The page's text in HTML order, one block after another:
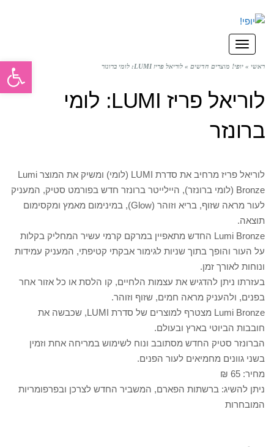
תפריט
ראשי » יופי! מוצרים חדשים » לוריאל פריז LUMI: לומי ברונזר
לוריאל פריז LUMI: לומי
ברונזר
לוריאל פריז מרחיב את סדרת LUMI (לומי) ומשיק את המוצר Lumi
Bronze (לומי ברונזר), היילייטר ברונזר חדש בפורמט סטיק, המעניק
לעור מראה שזוף, בריא וזוהר (Glow), במינימום מאמץ ומקסימום
תוצאה.
Lumi Bronze החדש מתאפיין במרקם קרמי עשיר המחליק בקלות
על העור והופך בתוך שניות לגימור אבקתי קטיפתי, המעניק עמידות
ונוחות לאורך זמן.
בעזרתו ניתן להדגיש את עצמות הלחיים, קו הלסת או כל אזור אחר
בפנים, ולהעניק מראה חמים, שזוף וזוהר.
Lumi Bronze מצטרף למוצרים של סדרת LUMI, שכבשה את
חובבות הביוטי בארץ ובעולם.
הברונזר סטיק החדש מסתובב ונוח לשימוש במריחה אחת וזמין
בשני גוונים מחמיאים לעור הפנים.
מחיר: 65 ₪
ניתן להשיג: ברשתות הפארם, המשביר החדש לצרכן ובפרפומריות
המובחרות
פתח